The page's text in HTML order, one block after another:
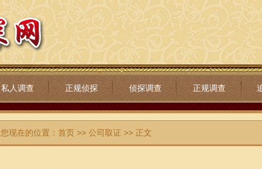
私人调查 正规侦探 侦探调查 正规调查
您现在的位置： 首页>> 公司取证 >> 正文